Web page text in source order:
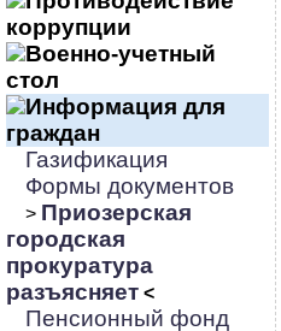
коррупции
Военно-учетный
стол
Информация для
граждан
Газификация
Формы документов
> Приозерская
городская
прокуратура
разъясняет <
Пенсионный фонд